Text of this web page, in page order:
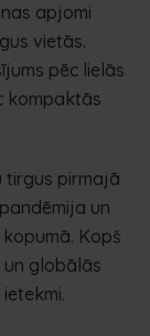
apjomi
vietās.
pēc lielās
kompaktās
tirgus pirmajā
un
Kopš
un globālās